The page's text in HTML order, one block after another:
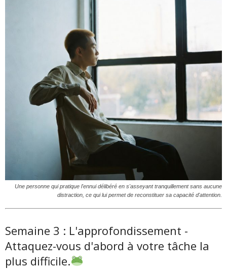
Une personne qui pratique l'ennui délibéré en s'asseyant tranquillement sans aucune
distraction, ce qui lui permet de reconstituer sa capacité d'attention.
Semaine 3 : L'approfondissement -
Attaquez-vous d'abord à votre tâche la
plus difficile.